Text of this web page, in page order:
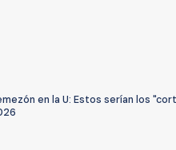
en la U: Estos serían los